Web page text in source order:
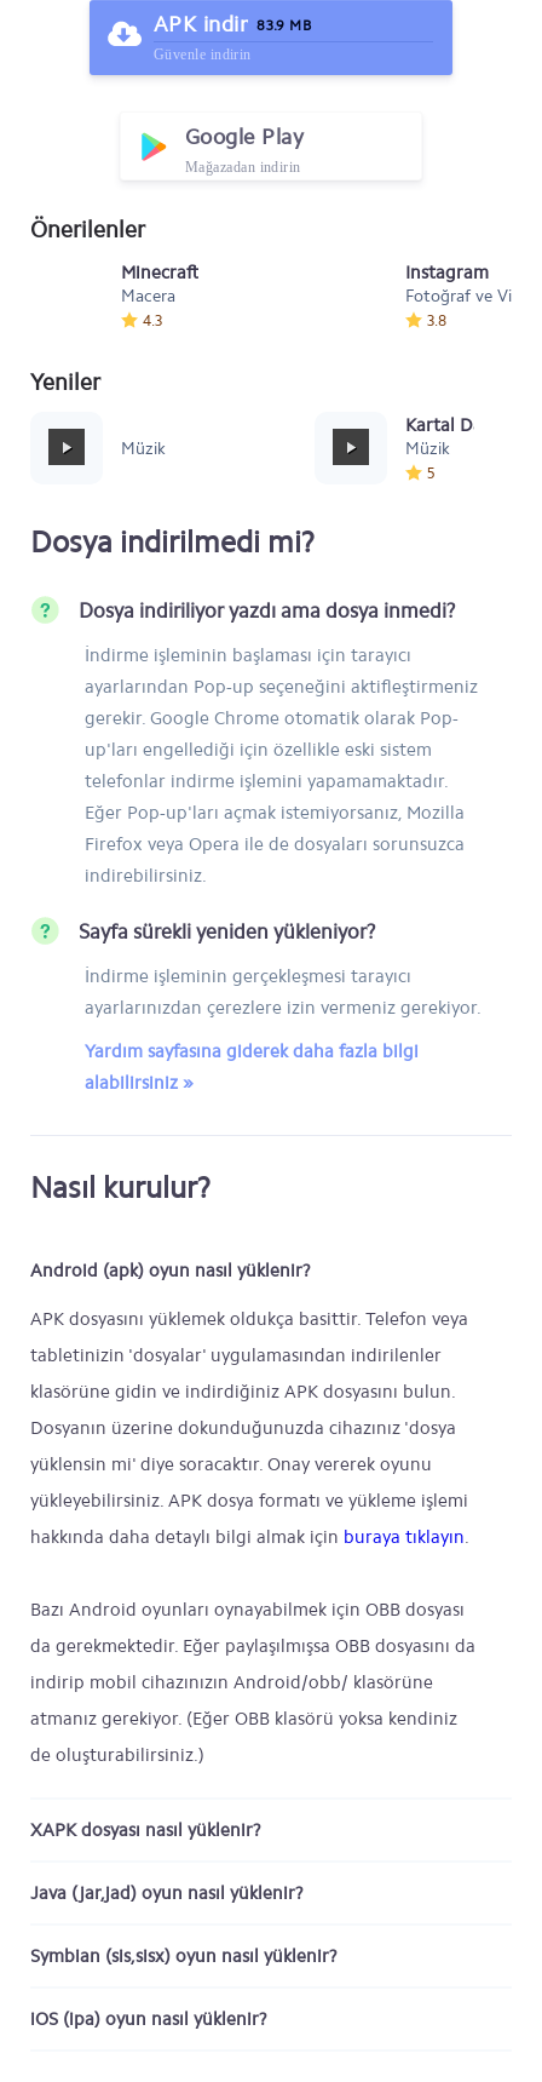
APK indir 83.9 MB
Güvenle indirin
Google Play
Mağazadan indirin
Önerilenler
Minecraft
Macera
4.3
Instagram
Fotoğraf ve Video
3.8
Yeniler
Müzik
Kartal Dansı
Müzik
5
Dosya indirilmedi mi?
Dosya indiriliyor yazdı ama dosya inmedi?
İndirme işleminin başlaması için tarayıcı
ayarlarından Pop-up seçeneğini aktifleştirmeniz
gerekir. Google Chrome otomatik olarak Pop-
up'ları engellediği için özellikle eski sistem
telefonlar indirme işlemini yapamamaktadır.
Eğer Pop-up'ları açmak istemiyorsanız, Mozilla
Firefox veya Opera ile de dosyaları sorunsuzca
indirebilirsiniz.
Sayfa sürekli yeniden yükleniyor?
İndirme işleminin gerçekleşmesi tarayıcı
ayarlarınızdan çerezlere izin vermeniz gerekiyor.
Yardım sayfasına giderek daha fazla bilgi
alabilirsiniz »
Nasıl kurulur?
Android (apk) oyun nasıl yüklenir?
APK dosyasını yüklemek oldukça basittir. Telefon veya
tabletinizin 'dosyalar' uygulamasından indirilenler
klasörüne gidin ve indirdiğiniz APK dosyasını bulun.
Dosyanın üzerine dokunduğunuzda cihazınız 'dosya
yüklensin mi' diye soracaktır. Onay vererek oyunu
yükleyebilirsiniz. APK dosya formatı ve yükleme işlemi
hakkında daha detaylı bilgi almak için buraya tıklayın.
Bazı Android oyunları oynayabilmek için OBB dosyası
da gerekmektedir. Eğer paylaşılmışsa OBB dosyasını da
indirip mobil cihazınızın Android/obb/ klasörüne
atmanız gerekiyor. (Eğer OBB klasörü yoksa kendiniz
de oluşturabilirsiniz.)
XAPK dosyası nasıl yüklenir?
Java (jar,jad) oyun nasıl yüklenir?
Symbian (sis,sisx) oyun nasıl yüklenir?
iOS (ipa) oyun nasıl yüklenir?